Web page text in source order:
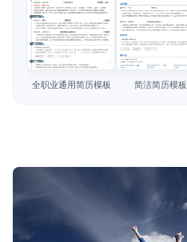
简历模板
简历教程
查看模板
全职业通用简历模板
查看模板
简洁简历模板